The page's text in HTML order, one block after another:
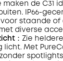
de C31
IP66-
staande of
diverse
：Zie
licht. Met